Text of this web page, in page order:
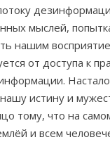
мыслей,
нашим
от доступа к
истину и
тому, что на
и всем